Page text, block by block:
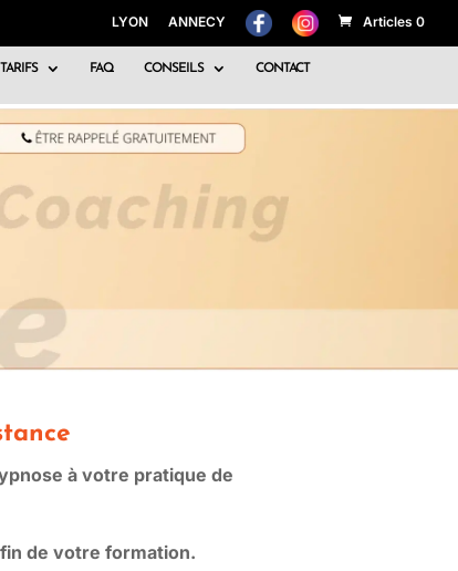
LYON ANNECY Articles 0
FAQ CONSEILS CONTACT
à votre pratique de
de votre formation.